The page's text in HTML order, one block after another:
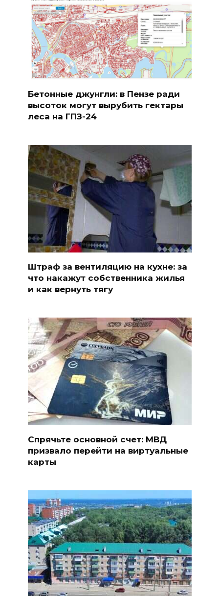
Бетонные джунгли: в Пензе ради
высоток могут вырубить гектары
леса на ГПЗ-24
Штраф за вентиляцию на кухне: за
что накажут собственника жилья
и как вернуть тягу
Спрячьте основной счет: МВД
призвало перейти на виртуальные
карты